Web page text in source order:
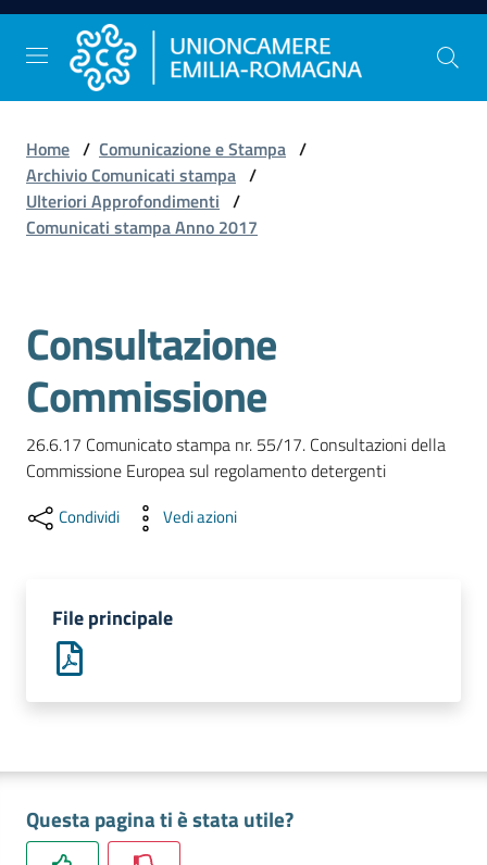
Vai al contenuto
Vai alla navigazione
Vai al footer
Comunicazione
e
Stampa
e
Statistica
Orientamento
al
lavoro
Innovazione
Imprese
Home / Comunicazione e Stampa /
Archivio Comunicati stampa /
Ulteriori Approfondimenti /
Comunicati stampa Anno 2017
Consultazione
Commissione
26.6.17 Comunicato stampa nr. 55/17. Consultazioni della
Commissione Europea sul regolamento detergenti
Condividi Vedi azioni
File principale
Questa pagina ti è stata utile?